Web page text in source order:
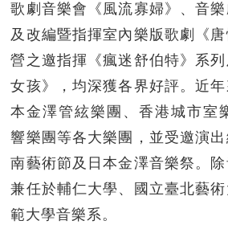
歌劇音樂會《風流寡婦》、音
及改編暨指揮室內樂版歌劇《
營之邀指揮《瘋迷舒伯特》系
女孩》，均深獲各界好評。近
本金澤管絃樂團、香港城市室
響樂團等各大樂團，並受邀演
南藝術節及日本金澤音樂祭。
兼任於輔仁大學、國立臺北藝
範大學音樂系。